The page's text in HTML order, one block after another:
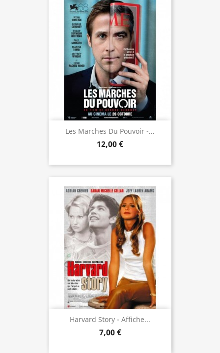
Les Marches Du Pouvoir -...
12,00 €
Harvard Story - Affiche...
7,00 €